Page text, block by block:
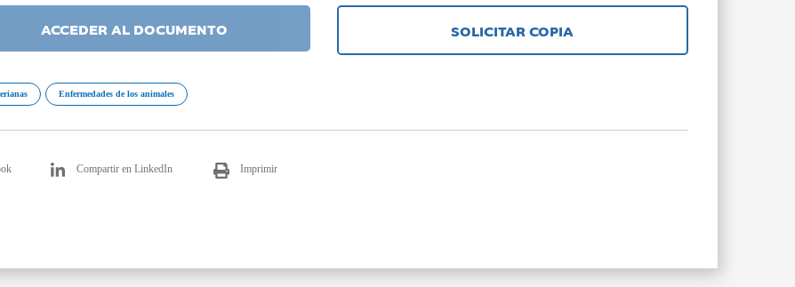
ACCEDER AL DOCUMENTO SOLICITAR COPIA
Enfermedades de los animales
Compartir en LinkedIn Imprimir